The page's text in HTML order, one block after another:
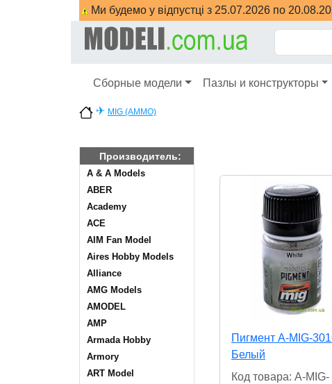
Ми будемо у відпустці з 25.07.2026 по
Сборные модели Пазлы и конструкторы
✈ MIG (AMMO)
Производитель:
A & A Models
ABER
Academy
ACE
AIM Fan Model
Aires Hobby Models
Alliance
AMG Models
AMODEL
AMP
Armada Hobby
Armory
ART Model
Пигмент A-MIG-
Белый
Код товара: A-MIG-